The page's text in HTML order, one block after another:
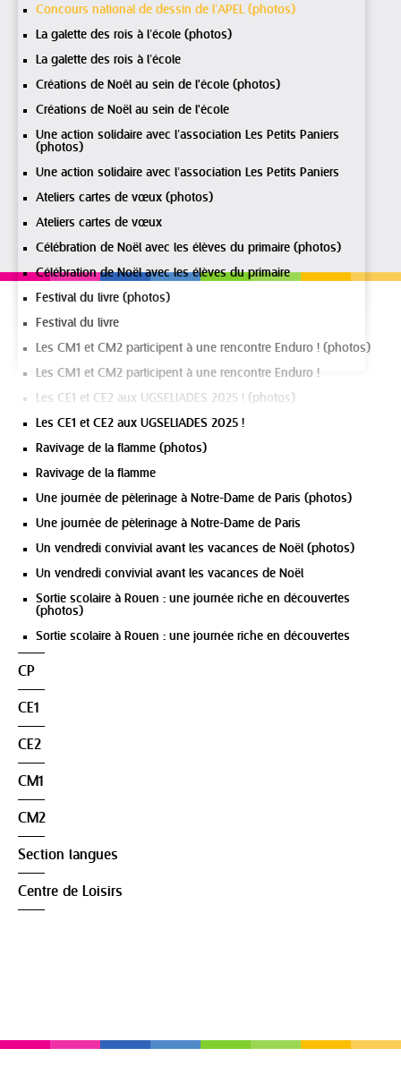
Concours national de dessin de l’APEL (photos)
La galette des rois à l’école (photos)
La galette des rois à l’école
Créations de Noêl au sein de l'école (photos)
Créations de Noël au sein de l'école
Une action solidaire avec l’association Les Petits Paniers
(photos)
Une action solidaire avec l’association Les Petits Paniers
Ateliers cartes de vœux (photos)
Ateliers cartes de vœux
Célébration de Noël avec les élèves du primaire (photos)
Célébration de Noël avec les élèves du primaire
Festival du livre (photos)
Festival du livre
Les CM1 et CM2 participent à une rencontre Enduro ! (photos)
Les CM1 et CM2 participent à une rencontre Enduro !
Les CE1 et CE2 aux UGSELIADES 2025 ! (photos)
Les CE1 et CE2 aux UGSELIADES 2025 !
Ravivage de la flamme (photos)
Ravivage de la flamme
Une journée de pèlerinage à Notre-Dame de Paris (photos)
Une journée de pèlerinage à Notre-Dame de Paris
Un vendredi convivial avant les vacances de Noël (photos)
Un vendredi convivial avant les vacances de Noël
Sortie scolaire à Rouen : une journée riche en découvertes
(photos)
Sortie scolaire à Rouen : une journée riche en découvertes
CP
CE1
CE2
CM1
CM2
Section langues
Centre de Loisirs